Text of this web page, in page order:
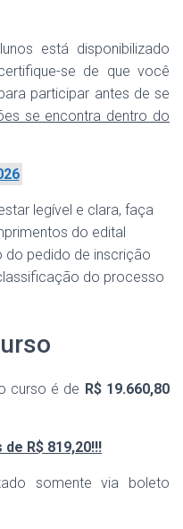
está disponibilizado
se de que você
participar antes de se
se encontra dentro do
legível e clara, faça
do edital
pedido de inscrição
do processo
curso é de R$ 19.660,80
R$ 819,20!!!
somente via boleto